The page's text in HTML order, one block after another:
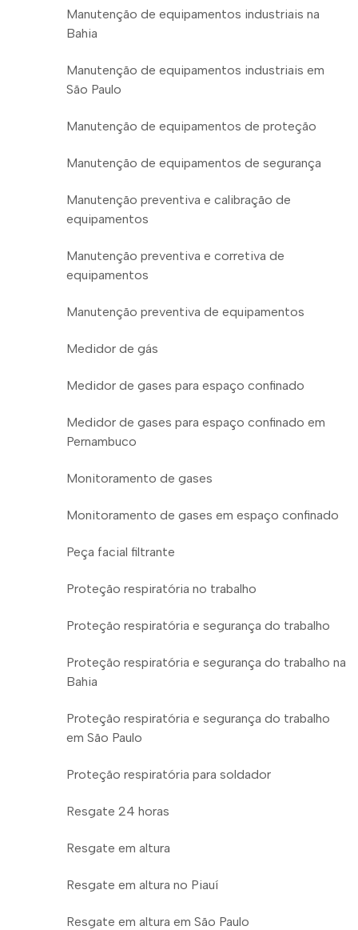
Manutenção de equipamentos industriais na
Bahia
Manutenção de equipamentos industriais em
São Paulo
Manutenção de equipamentos de proteção
Manutenção de equipamentos de segurança
Manutenção preventiva e calibração de
equipamentos
Manutenção preventiva e corretiva de
equipamentos
Manutenção preventiva de equipamentos
Medidor de gás
Medidor de gases para espaço confinado
Medidor de gases para espaço confinado em
Pernambuco
Monitoramento de gases
Monitoramento de gases em espaço confinado
Peça facial filtrante
Proteção respiratória no trabalho
Proteção respiratória e segurança do trabalho
Proteção respiratória e segurança do trabalho na
Bahia
Proteção respiratória e segurança do trabalho
em São Paulo
Proteção respiratória para soldador
Resgate 24 horas
Resgate em altura
Resgate em altura no Piauí
Resgate em altura em São Paulo